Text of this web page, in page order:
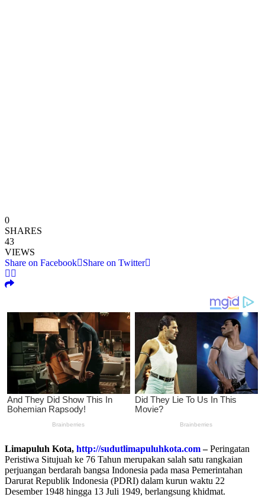
0
SHARES
43
VIEWS
Share on Facebook
Share on Twitter
Limapuluh Kota, http://sudutlimapuluhkota.com–Peringatan
Peristiwa Situjuah ke 76 Tahun merupakan salah satu rangkaian
perjuangan berdarah bangsa Indonesia pada masa Pemerintahan
Darurat Republik Indonesia (PDRI) dalam kurun waktu 22
Desember 1948 hingga 13 Juli 1949, berlangsung khidmat.